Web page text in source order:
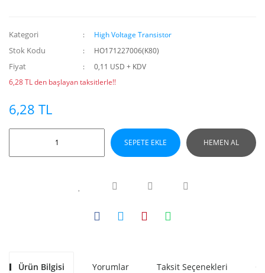
Kategori High Voltage Transistor
Stok Kodu HO171227006(K80)
Fiyat
0,11 USD + KDV
6,28 TL den başlayan taksitlerle!!
6,28 TL
SEPETE EKLE HEMEN AL
Ürün Bilgisi Yorumlar Taksit Seçenekleri